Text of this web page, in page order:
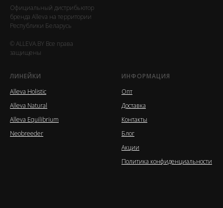
Официальный дистрибьютор
бренда Alleva на территории
Республики Беларусь
© ALLEVA.BY Все права
защищены
ЛИНЕЙКИ
Alleva Holistic
Alleva Natural
Alleva Equilibrium
Neobreeder
ИНФОРМАЦИЯ
Опт
Доставка
Контакты
Блог
Акции
Политика конфиденциальности